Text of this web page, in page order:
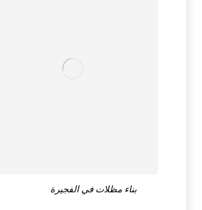
بناء مظلات في الفجيرة